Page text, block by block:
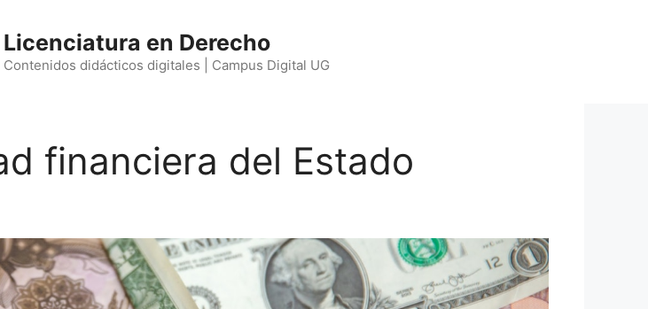
Licenciatura en Derecho
Contenidos didácticos digitales | Campus Digital UG
financiera del Estado